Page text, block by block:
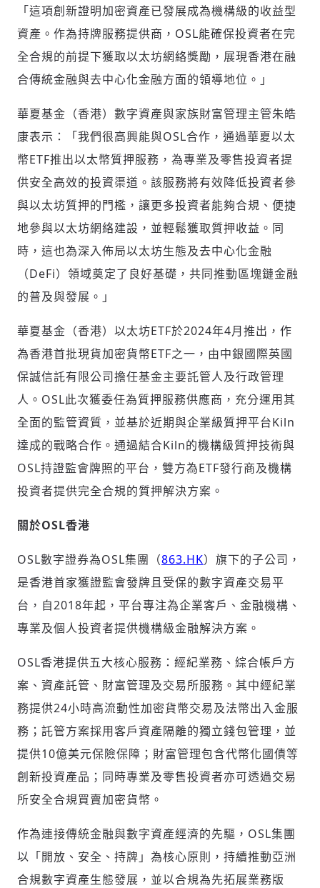
登入或註冊
歡迎您加入《旭時報》
掌握國際政經脈動
參與下一波全球科技革命
輸入 Email 驗證碼
請輸入發送到的驗證碼
驗證
「這項創新證明加密資產已發展成為機構級的收益型
資產。作為持牌服務提供商，OSL能確保投資者在完
全合規的前提下獲取以太坊網絡獎勵，展現香港在融
合傳統金融與去中心化金融方面的領導地位。」
華夏基金（香港）數字資產與家族財富管理主管朱皓
康表示：「我們很高興能與OSL合作，通過華夏以太
幣ETF推出以太幣質押服務，為專業及零售投資者提
供安全高效的投資渠道。該服務將有效降低投資者參
與以太坊質押的門檻，讓更多投資者能夠合規、便捷
地參與以太坊網絡建設，並輕鬆獲取質押收益。同
時，這也為深入佈局以太坊生態及去中心化金融
（DeFi）領域奠定了良好基礎，共同推動區塊鏈金融
的普及與發展。」
華夏基金（香港）以太坊ETF於2024年4月推出，作
為香港首批現貨加密貨幣ETF之一，由中銀國際英國
保誠信託有限公司擔任基金主要託管人及行政管理
人。OSL此次獲委任為質押服務供應商，充分運用其
全面的監管資質，並基於近期與企業級質押平台Kiln
達成的戰略合作。通過結合Kiln的機構級質押技術與
OSL持證監會牌照的平台，雙方為ETF發行商及機構
投資者提供完全合規的質押解決方案。
關於OSL香港
OSL數字證券為OSL集團（863.HK）旗下的子公司，
是香港首家獲證監會發牌且受保的數字資產交易平
台，自2018年起，平台專注為企業客戶、金融機構、
專業及個人投資者提供機構級金融解決方案。
OSL香港提供五大核心服務：經紀業務、綜合帳戶方
案、資產託管、財富管理及交易所服務。其中經紀業
務提供24小時高流動性加密貨幣交易及法幣出入金服
務；託管方案採用客戶資產隔離的獨立錢包管理，並
提供10億美元保險保障；財富管理包含代幣化國債等
創新投資產品；同時專業及零售投資者亦可透過交易
所安全合規買賣加密貨幣。
作為連接傳統金融與數字資產經濟的先驅，OSL集團
以「開放、安全、持牌」為核心原則，持續推動亞洲
合規數字資產生態發展，並以合規為先拓展業務版